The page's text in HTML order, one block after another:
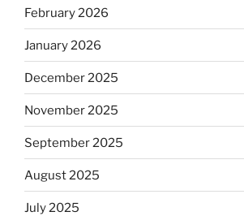
February 2026
January 2026
December 2025
November 2025
September 2025
August 2025
July 2025